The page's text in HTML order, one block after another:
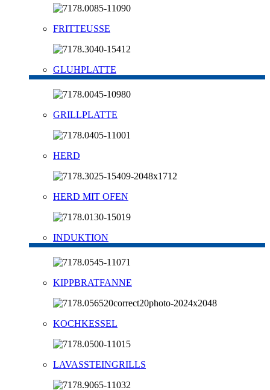
FRITTEUSSE
GLUHPLATTE
GRILLPLATTE
HERD
HERD MIT OFEN
INDUKTION
KIPPBRATFANNE
KOCHKESSEL
LAVASSTEINGRILLS